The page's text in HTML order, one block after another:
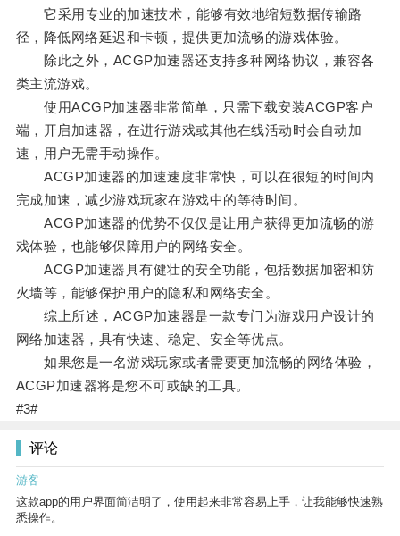
它采用专业的加速技术，能够有效地缩短数据传输路
径，降低网络延迟和卡顿，提供更加流畅的游戏体验。
除此之外，ACGP加速器还支持多种网络协议，兼容各
类主流游戏。
使用ACGP加速器非常简单，只需下载安装ACGP客户
端，开启加速器，在进行游戏或其他在线活动时会自动加
速，用户无需手动操作。
ACGP加速器的加速速度非常快，可以在很短的时间内
完成加速，减少游戏玩家在游戏中的等待时间。
ACGP加速器的优势不仅仅是让用户获得更加流畅的游
戏体验，也能够保障用户的网络安全。
ACGP加速器具有健壮的安全功能，包括数据加密和防
火墙等，能够保护用户的隐私和网络安全。
综上所述，ACGP加速器是一款专门为游戏用户设计的
网络加速器，具有快速、稳定、安全等优点。
如果您是一名游戏玩家或者需要更加流畅的网络体验，
ACGP加速器将是您不可或缺的工具。
#3#
评论
游客
这款app的用户界面简洁明了，使用起来非常容易上手，让我能够快速熟
悉操作。